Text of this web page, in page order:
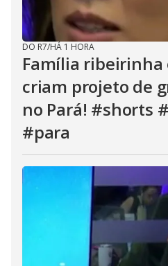
DO R7/HÁ 1 HORA
Família ribeirinha
criam projeto de
no Pará! #shorts
#para